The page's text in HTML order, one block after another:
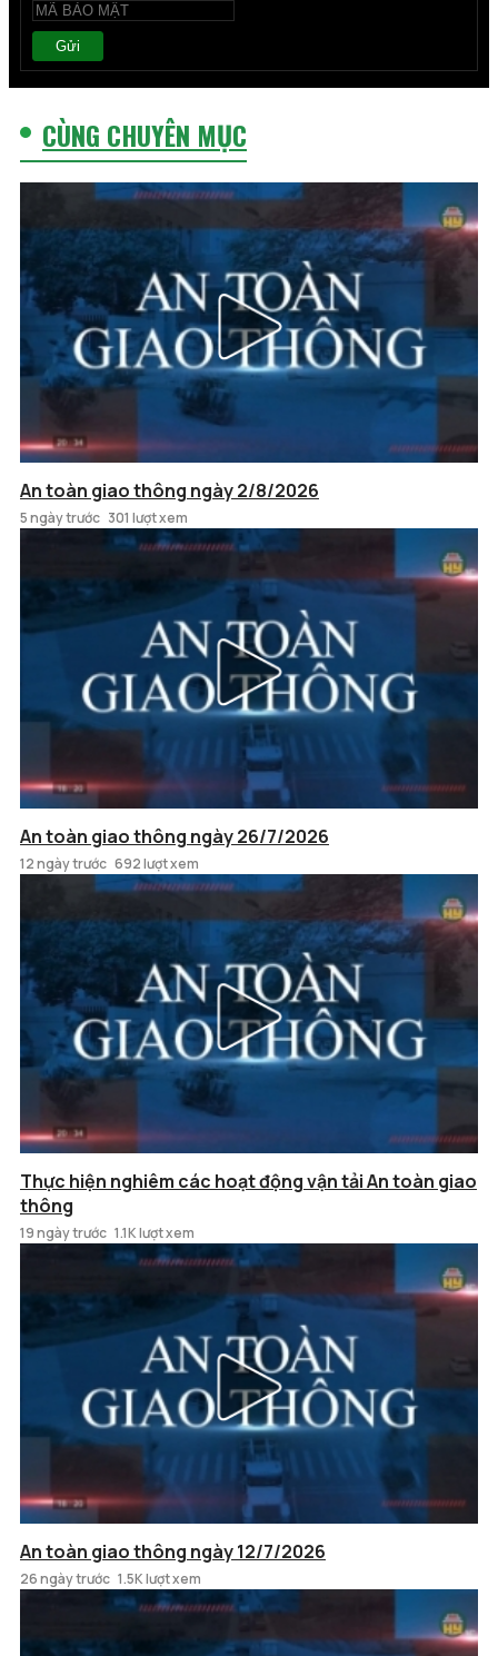
Gửi
CÙNG CHUYÊN MỤC
An toàn giao thông ngày 2/8/2026
5 ngày trước 301 lượt xem
An toàn giao thông ngày 26/7/2026
12 ngày trước 692 lượt xem
Thực hiện nghiêm các hoạt động vận tải An toàn giao
thông
19 ngày trước 1.1K lượt xem
An toàn giao thông ngày 12/7/2026
26 ngày trước 1.5K lượt xem